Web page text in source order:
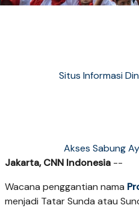
Situs Informasi
Akses Sabung
Jakarta, CNN Indonesia --
Wacana penggantian nama
menjadi Tatar Sunda atau